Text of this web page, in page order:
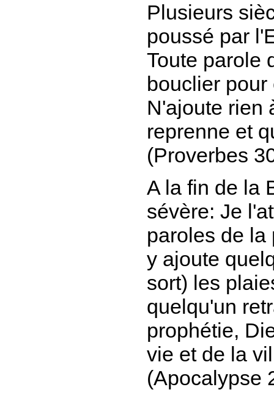
Plusieurs
poussé par
Toute parole
bouclier
N'ajoute rien
reprenne et
(Proverbes
A la fin de la
sévère: Je
paroles de la
y ajoute
sort) les
quelqu'un
prophétie,
vie et de la
(Apocalypse